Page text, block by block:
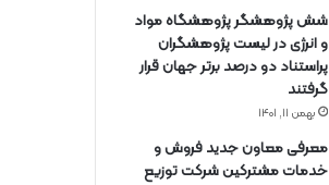
شش پژوهشگر پژوهشگاه مواد
و انرژی در لیست پژوهشگران
پراستناد دو درصد برتر جهان قرار
گرفتند
بهمن ۱۱, ۱۴۰۱
معرفی معاون جدید فروش و
خدمات مشتركین شركت توزیع